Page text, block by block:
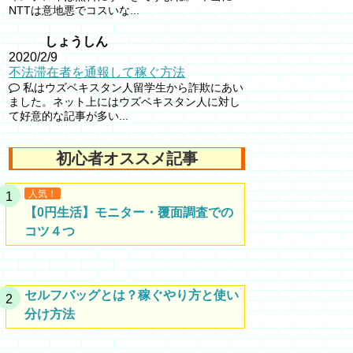
NTTは意地悪でコスいな...
しょうしん
2020/2/9
不法滞在者を通報して稼ぐ方法
私はウズベキスタン人留学生から詐欺にあい
ました。ネット上にはウズベキスタン人に対し
て好意的な記事が多い...
初心者オススメ記事
人気！
【0円生活】モニター・覆面調査での
コツ４つ
セルフバッグとは？稼ぐやり方と使い
分け方法